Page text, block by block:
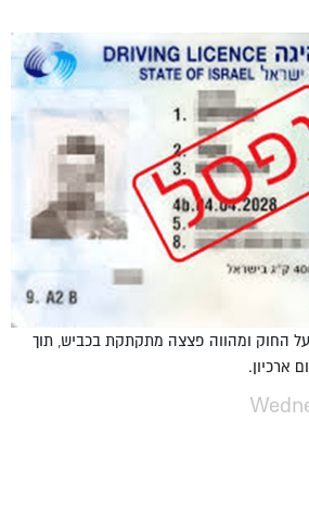
החוק ומהווה פצצה מתקתקת בכביש, תוך
ארכיון.